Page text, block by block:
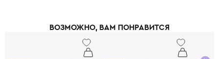
ВОЗМОЖНО, ВАМ ПОНРАВИТСЯ